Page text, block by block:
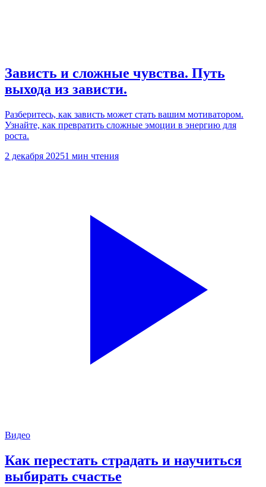
Зависть и сложные чувства. Путь
выхода из зависти.
Разберитесь, как зависть может стать вашим мотиватором.
Узнайте, как превратить сложные эмоции в энергию для
роста.
2 декабря 20251 мин чтения
Видео
Как перестать страдать и научиться
выбирать счастье